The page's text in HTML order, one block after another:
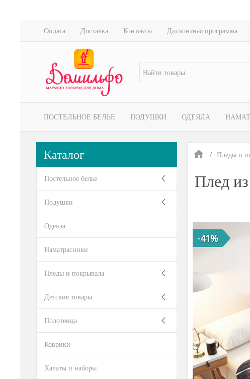
Оплата Доставка Контакты Дисконтная программа
ПОСТЕЛЬНОЕ БЕЛЬЕ ПОДУШКИ ОДЕЯЛА
Пледы и
Плед
-41%
Каталог
Постельное белье
Подушки
Одеяла
Наматрасники
Пледы и покрывала
Детские товары
Полотенца
Коврики
Халаты и наборы